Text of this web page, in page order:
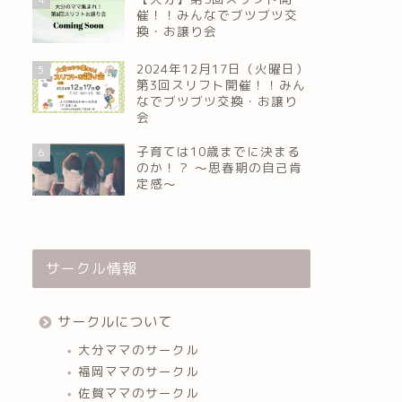
催！！みんなでブツブツ交
換・お譲り会
5
2024年12月17日（火曜日）
第3回スリフト開催！！みん
なでブツブツ交換・お譲り
会
6
子育ては10歳までに決まる
のか！？ ～思春期の自己肯
定感～
サークル情報
サークルについて
大分ママのサークル
福岡ママのサークル
佐賀ママのサークル